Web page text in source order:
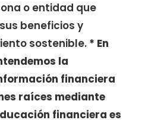
o entidad que
beneficios y
sostenible. * En
la
financiera
raíces mediante
financiera es